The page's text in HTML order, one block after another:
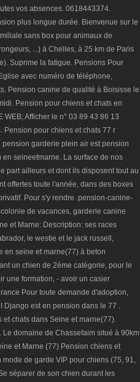
vos absences. 0618443374.
plus longue durée. Bienvenue sur le
sans box pour animaux de
...) à Chelles, à 25 km de Paris
Suprime la fatigue. Pensions Pour
avec numéro de téléphone,
Pension canine de qualité à Boisisse le
Pension pour chiens et chats en
WEB; Afficher le n° 03 89 43 86 13
Pension pour chiens et chats 77 r
garderie plein air est pension
seineetmarne. La surface de nos
part ailleurs et dont ils disposent tout au
offertes toute l'année, dans des boxes
Pour s'y rendre. pension-canine-
de vacances, garderie canine
et Marne: Description: ses races
le westie et le jack russell,
en seine et marne(77) à beton
un chien de 2ème catégorie, pour le
une formation, - avoir un casier
Pour toute demande d'adoption,
Django est en pension dans le 77 .
chats dans Seine et marne(77).
domaine de Chassefaim situé à 90km
et Marne (77) Pension chiens et
de garde VIP pour chiens (75, 91,
séparer de son chien durant les